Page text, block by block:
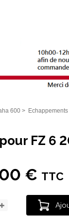
600 >
FZ 6
€ TTC